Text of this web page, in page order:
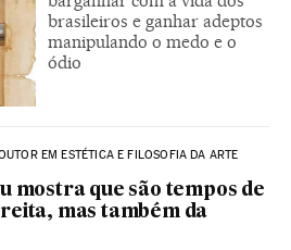
brasileiros e ganhar adeptos
manipulando o medo e o
ódio
EM ESTÉTICA E FILOSOFIA DA ARTE
mostra que são tempos de
mas também da